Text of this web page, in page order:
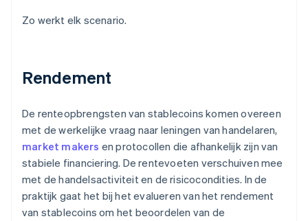
Zo werkt elk scenario.
Rendement
De renteopbrengsten van stablecoins komen overeen
met de werkelijke vraag naar leningen van handelaren,
market makers en protocollen die afhankelijk zijn van
stabiele financiering. De rentevoeten verschuiven mee
met de handelsactiviteit en de risicocondities. In de
praktijk gaat het bij het evalueren van het rendement
van stablecoins om het beoordelen van de